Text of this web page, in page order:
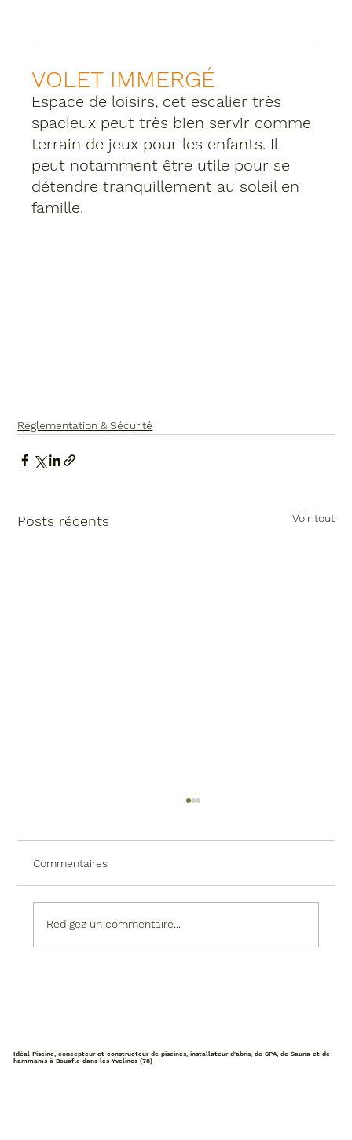
VOLET IMMERGÉ
Espace de loisirs, cet escalier très
spacieux peut très bien servir comme
terrain de jeux pour les enfants. Il
peut notamment être utile pour se
détendre tranquillement au soleil en
famille.
Réglementation & Sécurité
Posts récents Voir tout
Commentaires
Rédigez un commentaire...
Idéal Piscine, concepteur et constructeur de piscines, installateur d'abris, de SPA, de Sauna et de
hammams à Bouafle dans les Yvelines (78)